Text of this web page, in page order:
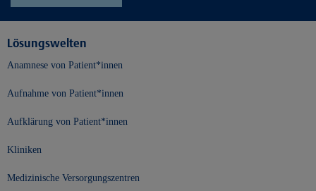
Lösungswelten
Anamnese von Patient*innen
Aufnahme von Patient*innen
Aufklärung von Patient*innen
Kliniken
Medizinische Versorgungszentren